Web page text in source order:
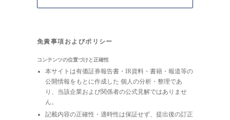
免責事項およびポリシー
コンテンツの位置づけと正確性
本サイトは有価証券報告書・IR資料・書籍・報道等の
公開情報をもとに作成した 個人の分析・整理であ
り、当該企業および関係者の公式見解ではありませ
ん。
記載内容の正確性・適時性は保証せず、提出後の訂正